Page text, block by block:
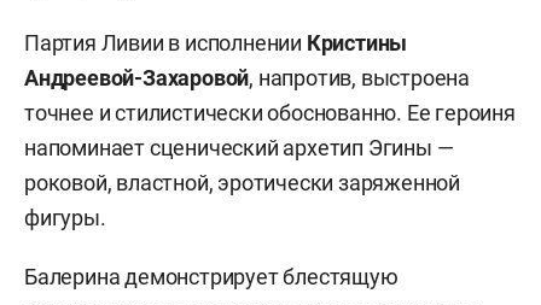
Партия Ливии в исполнении Кристины
Андреевой-Захаровой, напротив, выстроена
точнее и стилистически обоснованно. Ее героиня
напоминает сценический архетип Эгины —
роковой, властной, эротически заряженной
фигуры.
Балерина демонстрирует блестящую